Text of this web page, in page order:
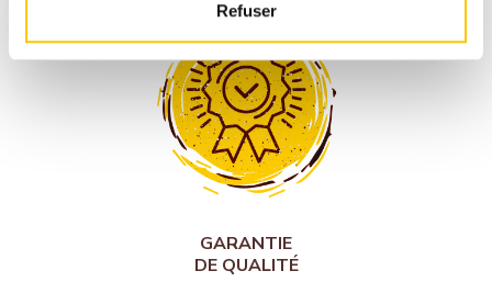
Refuser
GARANTIE
DE QUALITÉ